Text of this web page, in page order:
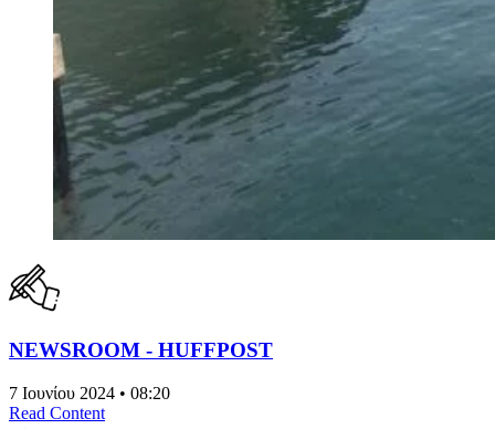
NEWSROOM - HUFFPOST
7 Ιουνίου 2024 • 08:20
Read Content